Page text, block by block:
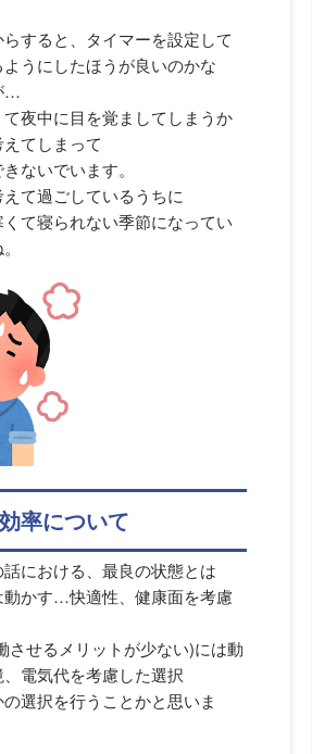
すると、タイマーを設定して
うにしたほうが良いのかな
…
夜中に目を覚ましてしまうか
てしまって
ないでいます。
て過ごしているうちに
て寝られない季節になってい
率について
における、最良の状態とは
動かす…快適性、健康面を考慮
させるメリットが少ない)には動
電気代を考慮した選択
選択を行うことかと思いま